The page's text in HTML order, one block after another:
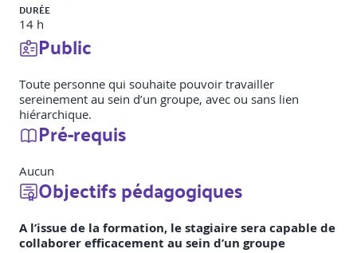
DURÉE
14 h
Public
Toute personne qui souhaite pouvoir travailler
sereinement au sein d’un groupe, avec ou sans lien
hiérarchique.
Pré-requis
Aucun
Objectifs pédagogiques
A l’issue de la formation, le stagiaire sera capable de
collaborer efficacement au sein d’un groupe